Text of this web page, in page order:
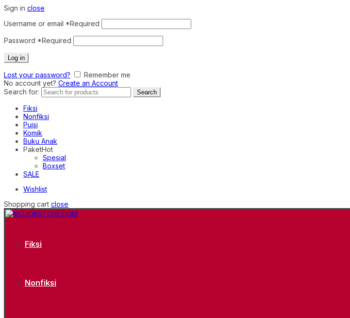
Sign in close
Username or email *Required
Password *Required
Log in
Lost your password?
Remember me
No account yet? Create an Account
Search for:
Search
Fiksi
Nonfiksi
Puisi
Komik
Buku Anak
PaketHot
Spesial
Boxset
SALE
Wishlist
Shopping cart close
Fiksi
Nonfiksi